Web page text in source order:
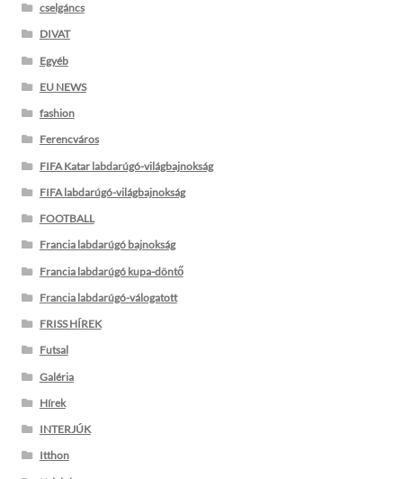
cselgáncs
DIVAT
Egyéb
EU NEWS
fashion
Ferencváros
FIFA Katar labdarúgó-világbajnokság
FIFA labdarúgó-világbajnokság
FOOTBALL
Francia labdarúgó bajnokság
Francia labdarúgó kupa-döntő
Francia labdarúgó-válogatott
FRISS HÍREK
Futsal
Galéria
Hírek
INTERJÚK
Itthon